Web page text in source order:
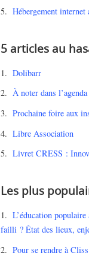
5.Hébergement
5 articles au
1.Dolibarr
2.À noter dans
3.Prochaine foire aux
4.Libre Association
5.Livret CRESS :
Les plus
1.L’éducation
failli ? État des lieux,
2.Pour se rendre à